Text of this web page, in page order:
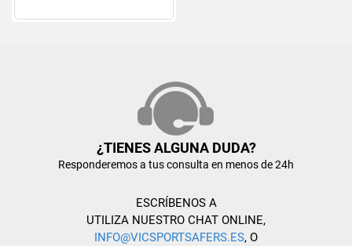
¿TIENES ALGUNA DUDA?
Responderemos a tus consulta en menos de 24h
ESCRÍBENOS A
UTILIZA NUESTRO CHAT ONLINE,
INFO@VICSPORTSAFERS.ES, O